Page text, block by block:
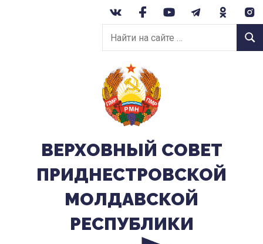
Найти
на
сайте:
ВЕРХОВНЫЙ CОВЕТ
ПРИДНЕСТРОВСКОЙ
МОЛДАВСКОЙ
РЕСПУБЛИКИ